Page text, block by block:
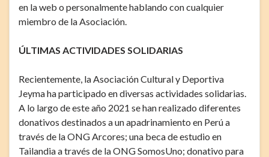
en la web o personalmente hablando con cualquier
miembro de la Asociación.
ÚLTIMAS ACTIVIDADES SOLIDARIAS
Recientemente, la Asociación Cultural y Deportiva
Jeyma ha participado en diversas actividades solidarias.
A lo largo de este año 2021 se han realizado diferentes
donativos destinados a un apadrinamiento en Perú a
través de la ONG Arcores; una beca de estudio en
Tailandia a través de la ONG SomosUno; donativo para